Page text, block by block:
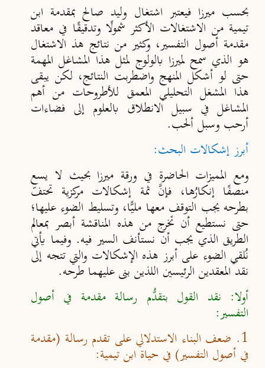
بحسب ميرزا فيعتبر اشتغال وليد صالح بمقدمة ابن
تيمية من الاشتغالات الأكثر شمولًا وتدقيقًا في معاقد
مقدمة أصول التفسير، وكثير من نتائج هذ الاشتغال
هو الذي سمح لميرزا بالولوج لمثل هذا المشاغل المهمة
حتى لو أشكل المنهج واضطربت النتائج، لكن يبقى
هذا المشغل التحليلي المعمق للأطروحات من أهم
المشاغل في سبيل الانطلاق بالعلوم إلى فضاءات
أرحب وسبل ألحب.
أبرز إشكالات البحث:
ومع المميزات الحاضرة في ورقة ميرزا بحيث لا يسع
منصفًا إنكارُها، فإنَّ ثمة إشكالات مركزية تحتفّ
بطرحه يجب التوقف معها مليًّا، وتسليط الضوء عليها؛
حتى نستطيع أن نَخرج من هذه المناقشة أبصر بمعالم
الطريق الذي يجب أن نستأنف السير فيه. وفيما يأتي
نُلقي الضوء على أبرز هذه الإشكالات والتي تتجه إلى
نقد المعقدين الرئيسين اللذين بنى عليهما طرحه.
أولا: نقد القول بتقدُّم رسالة مقدمة في أصول
التفسير:
1. ضعف البناء الاستدلالي على تقدم رسالة (مقدمة
في أصول التفسير) في حياة ابن تيمية: